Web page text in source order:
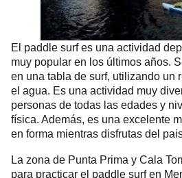
El paddle surf es una actividad
muy popular en los últimos años.
en una tabla de surf, utilizando un
el agua. Es una actividad muy
personas de todas las edades y
física. Además, es una excelente
en forma mientras disfrutas del
La zona de Punta Prima y Cala
para practicar el paddle surf en